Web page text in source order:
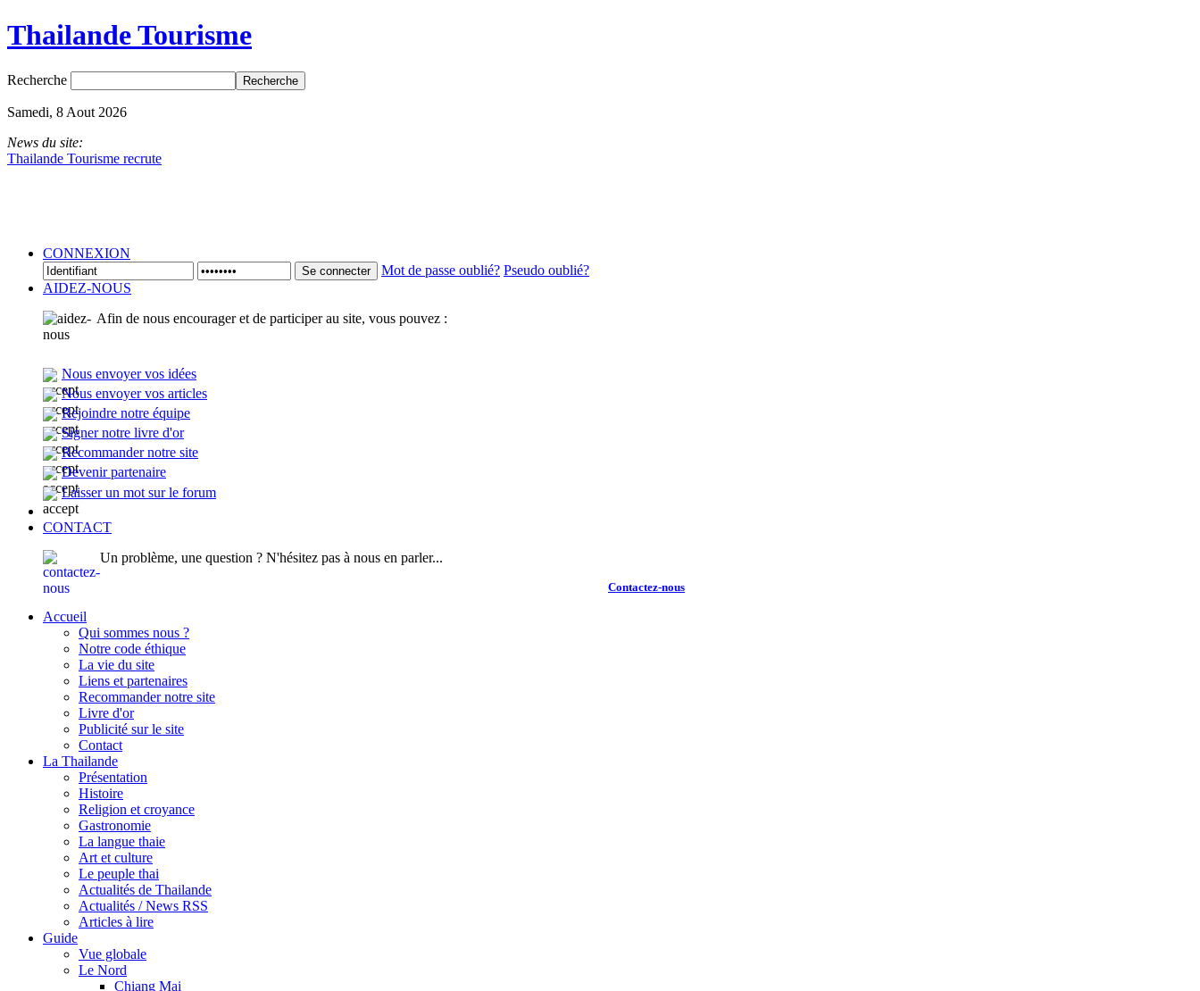
Thailande Tourisme
Recherche
Samedi, 8 Aout 2026
News du site:
Thailande Tourisme recrute
CONNEXION
Se connecter Mot de passe oublié? Pseudo oublié?
AIDEZ-NOUS
Afin de nous encourager et de participer au site, vous pouvez :
Nous envoyer vos idées
Nous envoyer vos articles
Rejoindre notre équipe
Signer notre livre d'or
Recommander notre site
Devenir partenaire
Laisser un mot sur le forum
CONTACT
Un problème, une question ? N'hésitez pas à nous en parler...
Contactez-nous
Accueil
Qui sommes nous ?
Notre code éthique
La vie du site
Liens et partenaires
Recommander notre site
Livre d'or
Publicité sur le site
Contact
La Thailande
Présentation
Histoire
Religion et croyance
Gastronomie
La langue thaie
Art et culture
Le peuple thai
Actualités de Thailande
Actualités / News RSS
Articles à lire
Guide
Vue globale
Le Nord
Chiang Mai